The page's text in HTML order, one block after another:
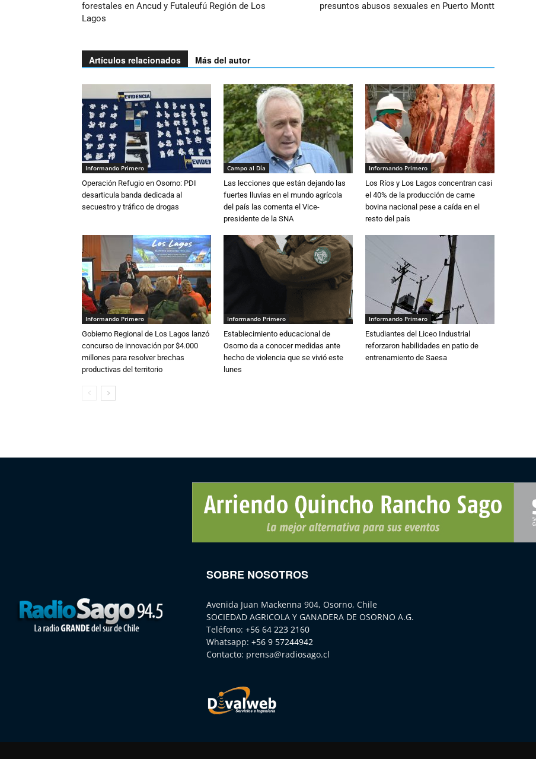
forestales en Ancud y Futaleufú Región de Los
Lagos
presuntos abusos sexuales en Puerto Montt
Artículos relacionados Más del autor
Informando Primero
Operación Refugio en Osorno: PDI
desarticula banda dedicada al
secuestro y tráfico de drogas
Campo al Día
Las lecciones que están dejando las
fuertes lluvias en el mundo agrícola
del país las comenta el Vice-
presidente de la SNA
Informando Primero
Los Ríos y Los Lagos concentran casi
el 40% de la producción de carne
bovina nacional pese a caída en el
resto del país
Informando Primero
Gobierno Regional de Los Lagos lanzó
concurso de innovación por $4.000
millones para resolver brechas
productivas del territorio
Informando Primero
Establecimiento educacional de
Osorno da a conocer medidas ante
hecho de violencia que se vivió este
lunes
Informando Primero
Estudiantes del Liceo Industrial
reforzaron habilidades en patio de
entrenamiento de Saesa
SOBRE NOSOTROS
Avenida Juan Mackenna 904, Osorno, Chile
SOCIEDAD AGRICOLA Y GANADERA DE OSORNO A.G.
Teléfono: +56 64 223 2160
Whatsapp: +56 9 57244942
Contacto: prensa@radiosago.cl